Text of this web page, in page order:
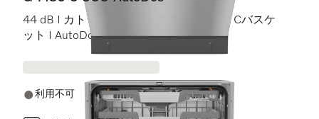
44 dB I カトラリートレイ I ExtraComfort Cバスケ
ット I AutoDos I Miele@home
利用不可